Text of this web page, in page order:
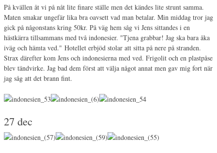
På kvällen åt vi på nåt lite finare ställe men det kändes lite strunt samma.
Maten smakar ungefär lika bra oavsett vad man betalar. Min middag tror jag
gick på någonstans kring 50kr. På väg hem såg vi Jens sittandes i en
hästkärra tillsammans med två indonesier. "Tjena grabbar! Jag ska bara åka
iväg och hämta ved." Hotellet erbjöd stolar att sitta på nere på stranden.
Strax därefter kom Jens och indonesierna med ved. Frigolit och en plastpåse
blev tändvirke. Jag bad dem först att välja något annat men gav mig fort när
jag såg att det brann fint.
27 dec